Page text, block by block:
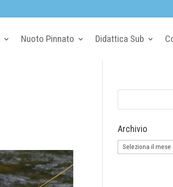
Nuoto Pinnato Didattica Sub
Archivio
Archivio